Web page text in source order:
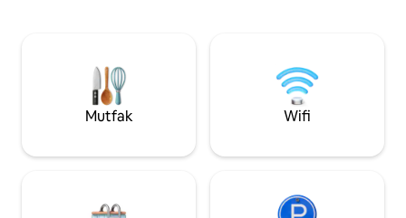
uzak! Hafta sonu
güncellemeler
State Park web
Mutfak Wifi